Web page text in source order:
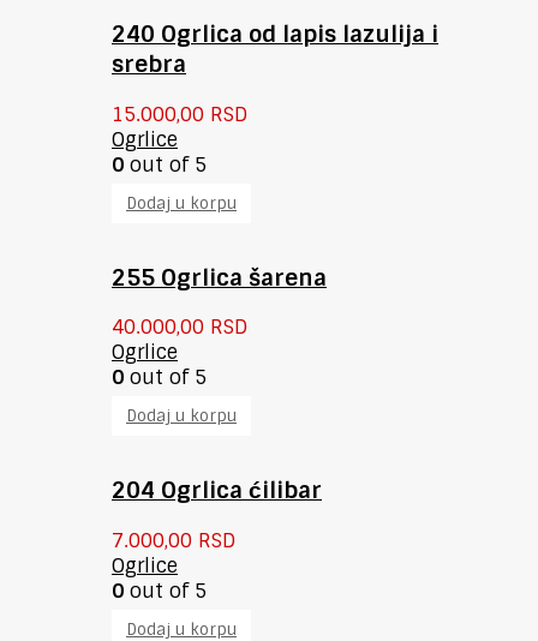
240 Ogrlica od lapis lazulija i
srebra
15.000,00 RSD
Ogrlice
0 out of 5
Dodaj u korpu
255 Ogrlica šarena
40.000,00 RSD
Ogrlice
0 out of 5
Dodaj u korpu
204 Ogrlica ćilibar
7.000,00 RSD
Ogrlice
0 out of 5
Dodaj u korpu